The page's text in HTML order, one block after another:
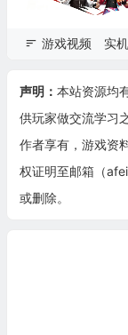
游戏视频 实
声明： 本站资源均
供玩家做交流学习
作者享有，游戏资
权证明至邮箱（
或删除。